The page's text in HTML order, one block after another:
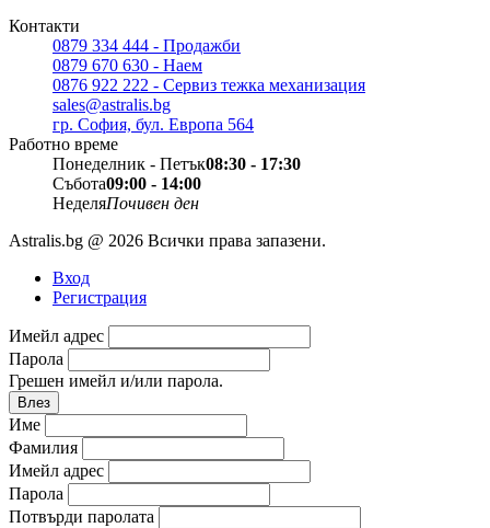
Контакти
0879 334 444 - Продажби
0879 670 630 - Наем
0876 922 222 - Сервиз тежка механизация
sales@astralis.bg
гр. София, бул. Европа 564
Работно време
Понеделник - Петък08:30 - 17:30
Събота09:00 - 14:00
НеделяПочивен ден
Astralis.bg @ 2026 Всички права запазени.
Вход
Регистрация
Имейл адрес
Парола
Грешен имейл и/или парола.
Влез
Име
Фамилия
Имейл адрес
Парола
Потвърди паролата